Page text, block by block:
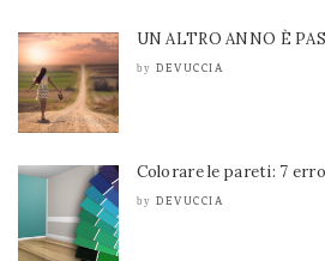
UN ALTRO ANNO È
by DEVUCCIA
Colorare le pareti: 7
by DEVUCCIA